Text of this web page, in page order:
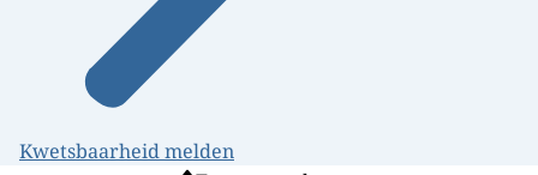
Kwetsbaarheid melden